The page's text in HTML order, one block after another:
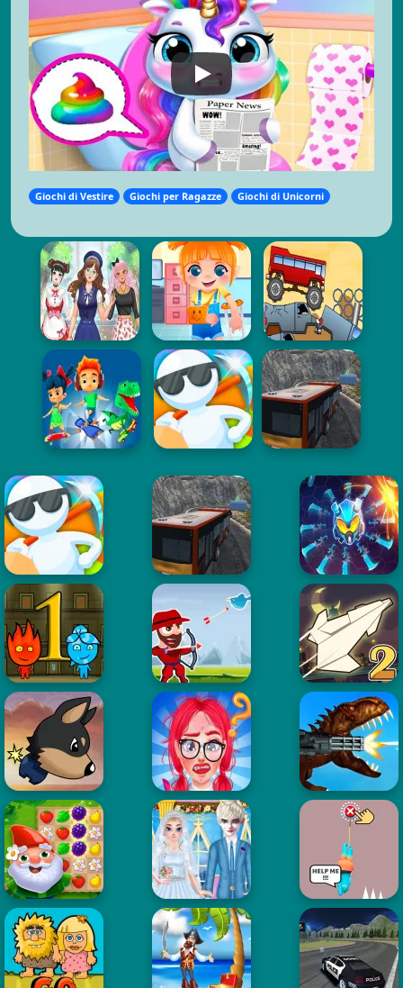
Giochi di Vestire Giochi per Ragazze Giochi di Unicorni